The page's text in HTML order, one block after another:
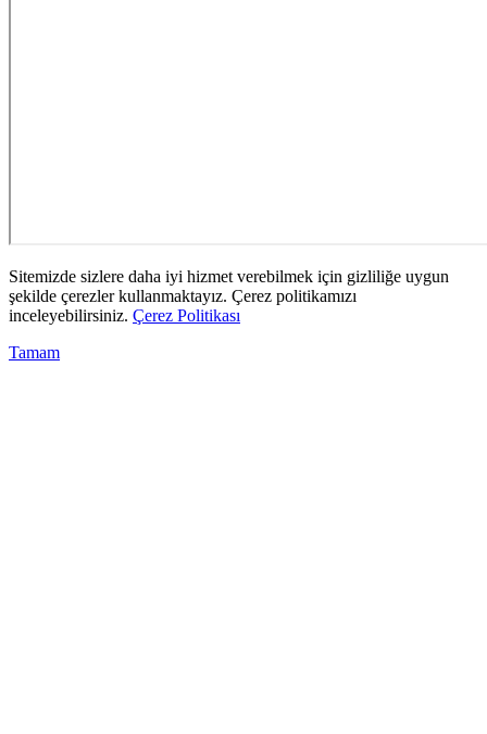
Sitemizde sizlere daha iyi hizmet verebilmek için gizliliğe uygun
şekilde çerezler kullanmaktayız. Çerez politikamızı
inceleyebilirsiniz. Çerez Politikası
Tamam